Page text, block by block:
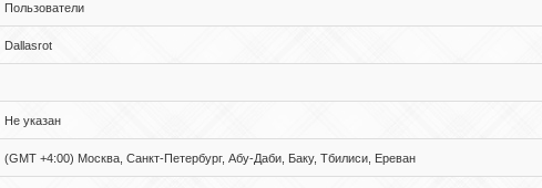
Пользователи
Dallasrot
Не указан
(GMT +4:00) Москва, Санкт-Петербург, Абу-Даби, Баку, Тбилиси, Ереван